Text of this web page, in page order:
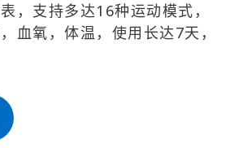
，支持多达16种运动模式，
血氧，体温，使用长达7天，